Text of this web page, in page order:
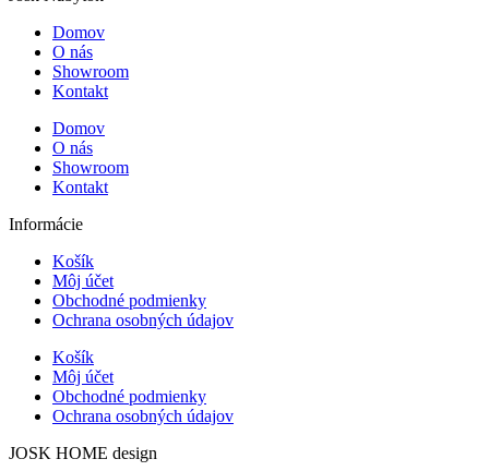
Domov
O nás
Showroom
Kontakt
Domov
O nás
Showroom
Kontakt
Informácie
Košík
Môj účet
Obchodné podmienky
Ochrana osobných údajov
Košík
Môj účet
Obchodné podmienky
Ochrana osobných údajov
JOSK HOME design